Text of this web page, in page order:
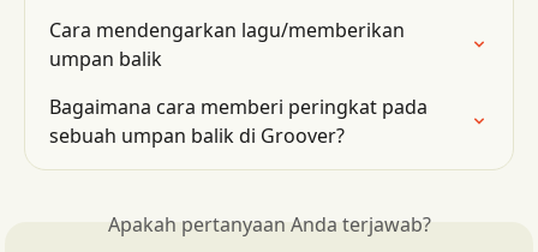
Cara mendengarkan lagu/memberikan
umpan balik
Bagaimana cara memberi peringkat pada
sebuah umpan balik di Groover?
Apakah pertanyaan Anda terjawab?